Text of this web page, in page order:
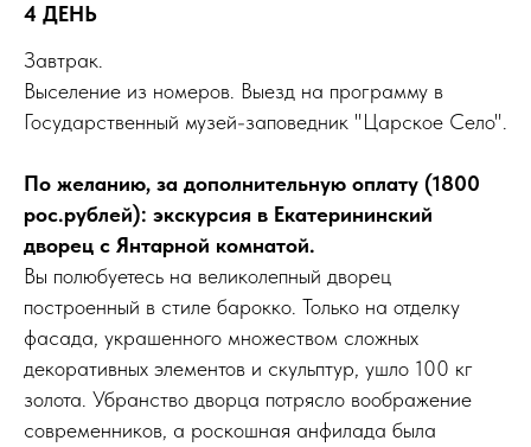
4 ДЕНЬ
Завтрак.
Выселение из номеров. Выезд на программу в
Государственный музей-заповедник "Царское Село".
По желанию, за дополнительную оплату (1800
рос.рублей): экскурсия в Екатерининский
дворец с Янтарной комнатой.
Вы полюбуетесь на великолепный дворец
построенный в стиле барокко. Только на отделку
фасада, украшенного множеством сложных
декоративных элементов и скульптур, ушло 100 кг
золота. Убранство дворца потрясло воображение
современников, а роскошная анфилада была